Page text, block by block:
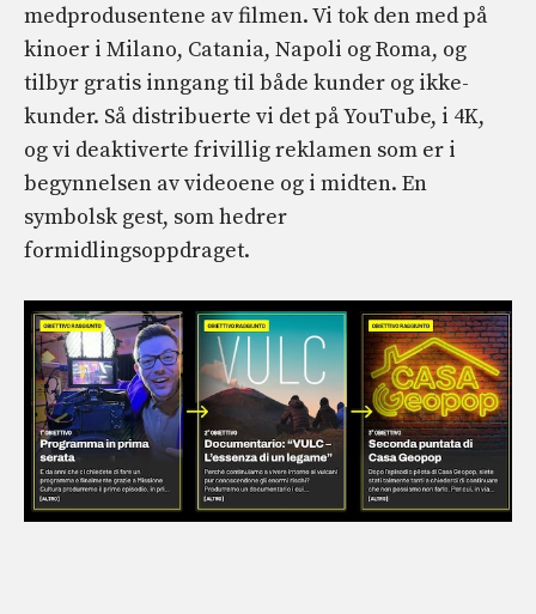
medprodusentene av filmen. Vi tok den med på
kinoer i Milano, Catania, Napoli og Roma, og
tilbyr gratis inngang til både kunder og ikke-
kunder. Så distribuerte vi det på YouTube, i 4K,
og vi deaktiverte frivillig reklamen som er i
begynnelsen av videoene og i midten. En
symbolsk gest, som hedrer
formidlingsoppdraget.